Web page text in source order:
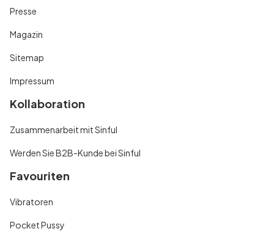
Presse
Magazin
Sitemap
Impressum
Kollaboration
Zusammenarbeit mit Sinful
Werden Sie B2B-Kunde bei Sinful
Favouriten
Vibratoren
Pocket Pussy